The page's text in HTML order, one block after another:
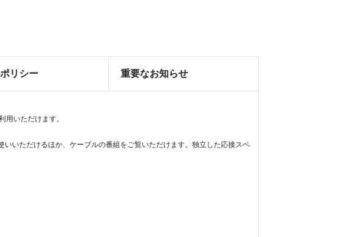
リシー 重要なお知らせ
いただけます。
いただけるほか、ケーブルの番組をご覧いただけます。独立した応接スペ